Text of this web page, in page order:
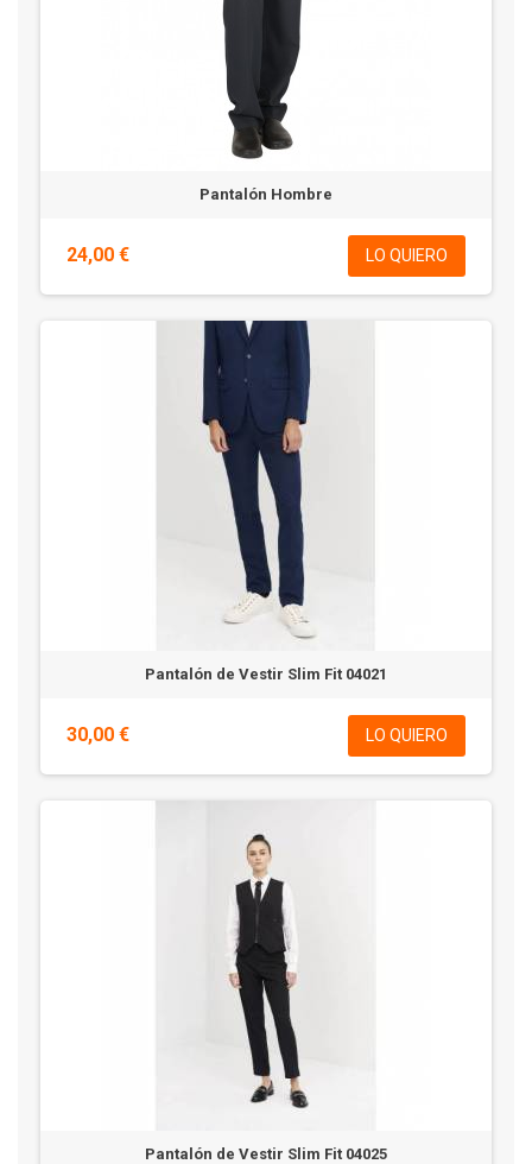
Pantalón Hombre
24,00 € LO QUIERO
Pantalón de Vestir Slim Fit 04021
30,00 € LO QUIERO
Pantalón de Vestir Slim Fit 04025